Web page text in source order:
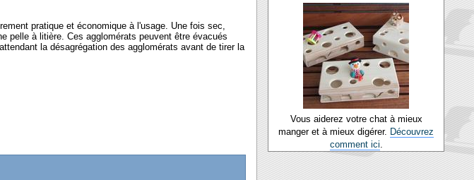
pratique et économique à l'usage. Une fois sec,
pelle à litière. Ces agglomérats peuvent être évacués
la désagrégation des agglomérats avant de tirer la
Vous aiderez votre chat à mieux
manger et à mieux digérer. Découvrez
comment ici.